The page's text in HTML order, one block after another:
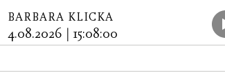
BARBARA KLICKA
4.08.2026 15:08:00